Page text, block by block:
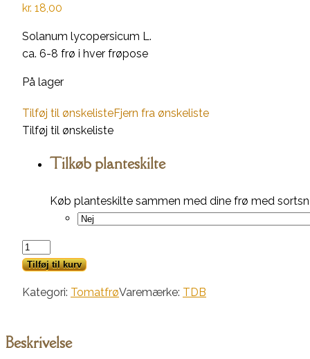
kr. 18,00
Solanum lycopersicum L.
ca. 6-8 frø i hver frøpose
På lager
Tilføj til ønskelisteFjern fra ønskeliste
Tilføj til ønskeliste
Tilkøb planteskilte
Køb planteskilte sammen med dine frø med
Norderås
Busk
Tilføj til kurv
Kategori: TomatfrøVaremærke: TDB
Beskrivelse